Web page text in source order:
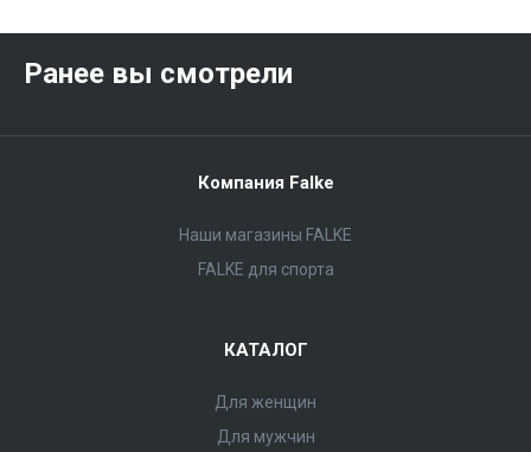
Ранее вы смотрели
Компания Falke
Наши магазины FALKE
FALKE для спорта
КАТАЛОГ
Для женщин
Для мужчин